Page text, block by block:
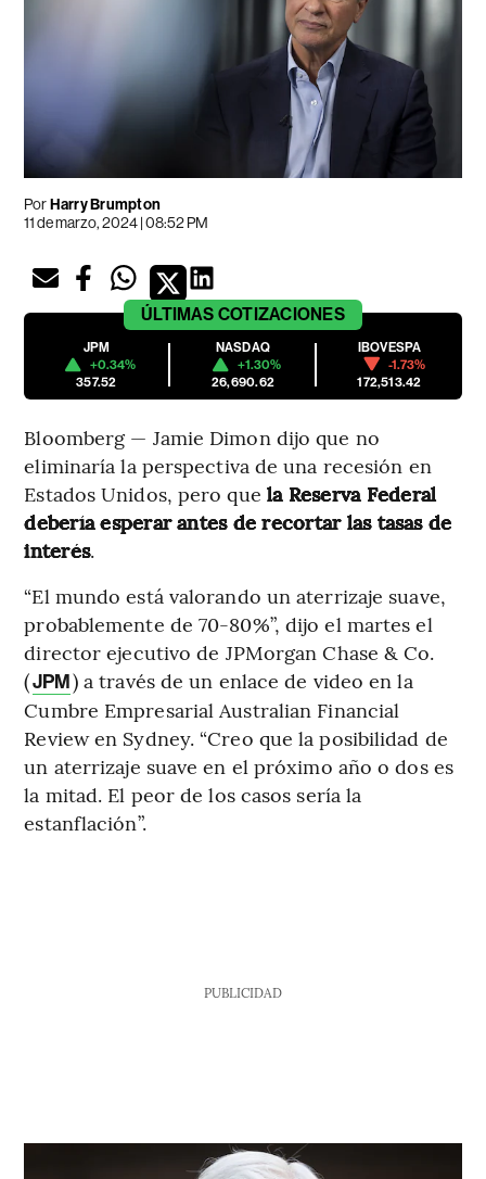
PorHarry Brumpton
11 de marzo, 2024 | 08:52 PM
ÚLTIMAS COTIZACIONES
JPM
+0.34%
357.52
NASDAQ
+1.30%
26,690.62
IBOVESPA
-1.73%
172,513.42
Bloomberg — Jamie Dimon dijo que no
eliminaría la perspectiva de una recesión en
Estados Unidos, pero que la Reserva Federal
debería esperar antes de recortar las tasas de
interés.
“El mundo está valorando un aterrizaje suave,
probablemente de 70-80%”, dijo el martes el
director ejecutivo de JPMorgan Chase & Co.
(JPM) a través de un enlace de video en la
Cumbre Empresarial Australian Financial
Review en Sydney. “Creo que la posibilidad de
un aterrizaje suave en el próximo año o dos es
la mitad. El peor de los casos sería la
estanflación”.
PUBLICIDAD